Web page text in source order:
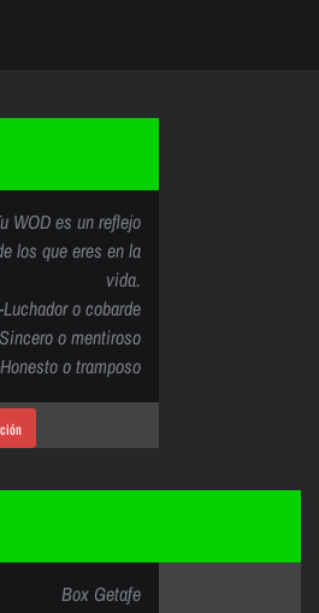
WOD es un reflejo
los que eres en la
vida.
-Luchador o cobarde
o mentiroso
o tramposo
Box Getafe